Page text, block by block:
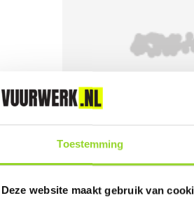
Toestemming
Deze website maakt gebruik van